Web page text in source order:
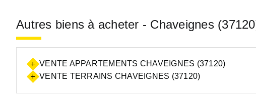
Autres biens à acheter - Chaveignes
VENTE APPARTEMENTS CHAVEIGNES (37120)
VENTE TERRAINS CHAVEIGNES (37120)